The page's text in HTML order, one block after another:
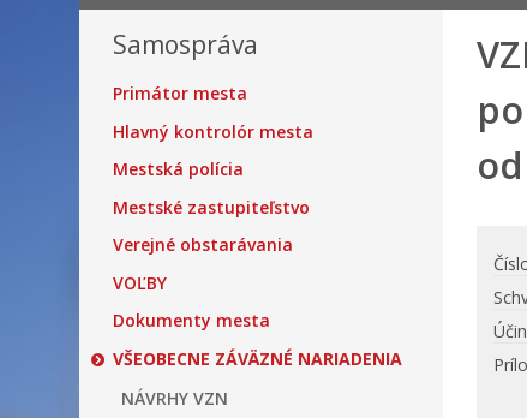
Samospráva
Primátor mesta
Hlavný kontrolór mesta
Mestská polícia
Mestské zastupiteľstvo
Verejné obstarávania
VOĽBY
Dokumenty mesta
VŠEOBECNE ZÁVÄZNÉ NARIADENIA
NÁVRHY VZN